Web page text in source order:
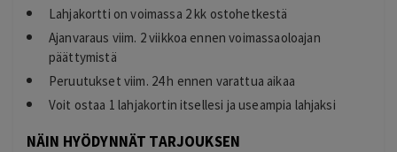
Lahjakortti on voimassa 2 kk ostohetkestä
Ajanvaraus viim. 2 viikkoa ennen voimassaoloajan
päättymistä
Peruutukset viim. 24 h ennen varattua aikaa
Voit ostaa 1 lahjakortin itsellesi ja useampia lahjaksi
NÄIN HYÖDYNNÄT TARJOUKSEN